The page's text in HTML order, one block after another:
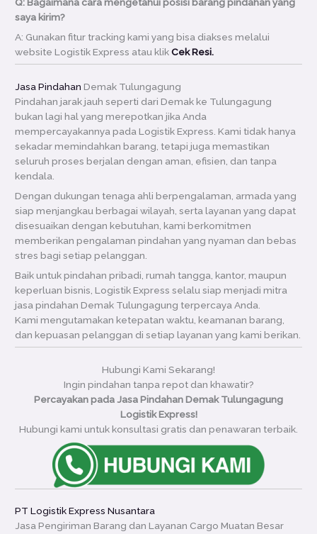
saya kirim?
A: Gunakan fitur tracking kami yang bisa diakses melalui
website Logistik Express atau klikCek Resi.
Jasa Pindahan Demak Tulungagung
Pindahan jarak jauh seperti dari Demak ke Tulungagung
bukan lagi hal yang merepotkan jika Anda
mempercayakannya pada Logistik Express. Kami tidak hanya
sekadar memindahkan barang, tetapi juga memastikan
seluruh proses berjalan dengan aman, efisien, dan tanpa
kendala.
Dengan dukungan tenaga ahli berpengalaman, armada yang
siap menjangkau berbagai wilayah, serta layanan yang dapat
disesuaikan dengan kebutuhan, kami berkomitmen
memberikan pengalaman pindahan yang nyaman dan bebas
stres bagi setiap pelanggan.
Baik untuk pindahan pribadi, rumah tangga, kantor, maupun
keperluan bisnis, Logistik Express selalu siap menjadi mitra
jasa pindahan Demak Tulungagung terpercaya Anda.
Kami mengutamakan ketepatan waktu, keamanan barang,
dan kepuasan pelanggan di setiap layanan yang kami berikan.
Hubungi Kami Sekarang!
Ingin pindahan tanpa repot dan khawatir?
Percayakan pada Jasa Pindahan Demak Tulungagung
Logistik Express!
Hubungi kami untuk konsultasi gratis dan penawaran terbaik.
PT Logistik Express Nusantara
Jasa Pengiriman Barang dan Layanan Cargo Muatan Besar